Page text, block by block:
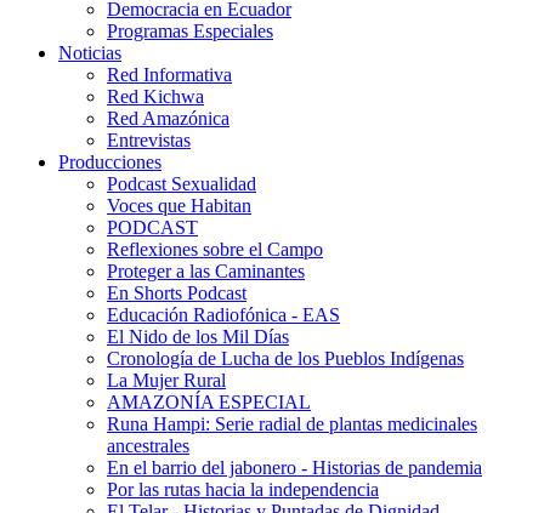
Democracia en Ecuador
Programas Especiales
Noticias
Red Informativa
Red Kichwa
Red Amazónica
Entrevistas
Producciones
Podcast Sexualidad
Voces que Habitan
PODCAST
Reflexiones sobre el Campo
Proteger a las Caminantes
En Shorts Podcast
Educación Radiofónica - EAS
El Nido de los Mil Días
Cronología de Lucha de los Pueblos Indígenas
La Mujer Rural
AMAZONÍA ESPECIAL
Runa Hampi: Serie radial de plantas medicinales
ancestrales
En el barrio del jabonero - Historias de pandemia
Por las rutas hacia la independencia